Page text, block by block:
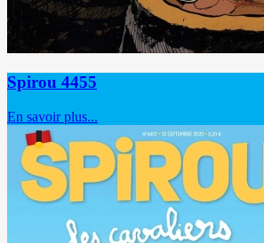
Spirou 4455
En savoir plus...